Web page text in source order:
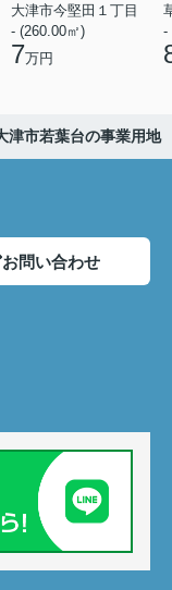
大津市今堅田１丁目
- (260.00㎡)
7万円
-
津市若葉台の事業用地
お問い合わせ